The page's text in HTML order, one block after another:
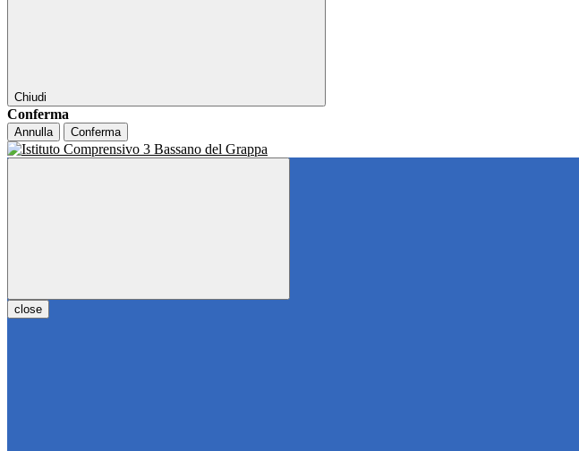
Chiudi
Conferma
Annulla Conferma
close